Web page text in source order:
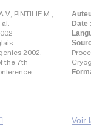
V., PINTILIE M.,
al.
2002.
the 7th
Date
Voir